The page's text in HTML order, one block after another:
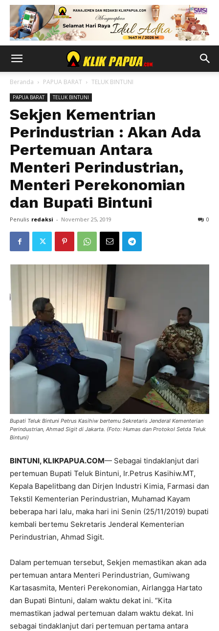
Beranda PAPUA BARAT TELUK BINTUNI
PAPUA BARAT TELUK BINTUNI
Sekjen Kementrian
Perindustrian : Akan Ada
Pertemuan Antara
Menteri Perindustrian,
Menteri Perekonomian
dan Bupati Bintuni
Penulis redaksi - November 25, 2019 0
Bupati Teluk Bintuni Petrus Kasihiw bertemu Sekretaris Jenderal Kementerian
Perindustrian, Ahmad Sigit di Jakarta. (Foto: Humas dan Protokol Setda Teluk
Bintuni)
BINTUNI, KLIKPAPUA.COM— Sebagai tindaklanjut dari
pertemuan Bupati Teluk Bintuni, Ir.Petrus Kasihiw.MT,
Kepala Bapelitbang dan Dirjen Industri Kimia, Farmasi dan
Tekstil Kementerian Perindustrian, Muhamad Kayam
beberapa hari lalu, maka hari ini Senin (25/11/2019) bupati
kembali bertemu Sekretaris Jenderal Kementerian
Perindustrian, Ahmad Sigit.
Dalam pertemuan tersebut, Sekjen memastikan akan ada
pertemuan antara Menteri Perindustrian, Gumiwang
Kartasasmita, Menteri Perekonomian, Airlangga Hartato
dan Bupati Bintuni, dalam waktu dekat ini. “Kita
memastikan jadwal pertemuan dalam waktu dekat. Ini
sebagai tindaklanjut dari pertemuan pertama antara